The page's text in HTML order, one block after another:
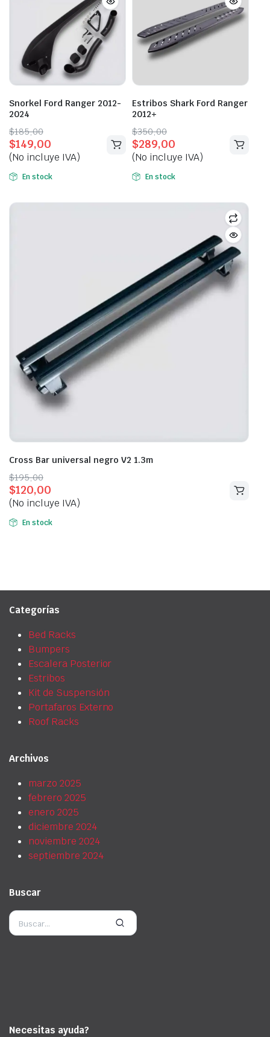
Snorkel Ford Ranger 2012-
2024
$185,00
Original
price
was:
$185,00.
$149,00
Current
price
is:
$149,00.
(No incluye IVA)
En stock
Estribos Shark Ford Ranger
2012+
$350,00
Original
price
was:
$350,00.
$289,00
Current
price
is:
$289,00.
(No incluye IVA)
En stock
Cross Bar universal negro V2 1.3m
$195,00
Original
price
was:
$195,00.
$120,00
Current
price
is:
$120,00.
(No incluye IVA)
En stock
Categorías
Bed Racks
Bumpers
Escalera Posterior
Estribos
Kit de Suspensión
Portafaros Externo
Roof Racks
Archivos
marzo 2025
febrero 2025
enero 2025
diciembre 2024
noviembre 2024
septiembre 2024
Buscar
Necesitas ayuda?